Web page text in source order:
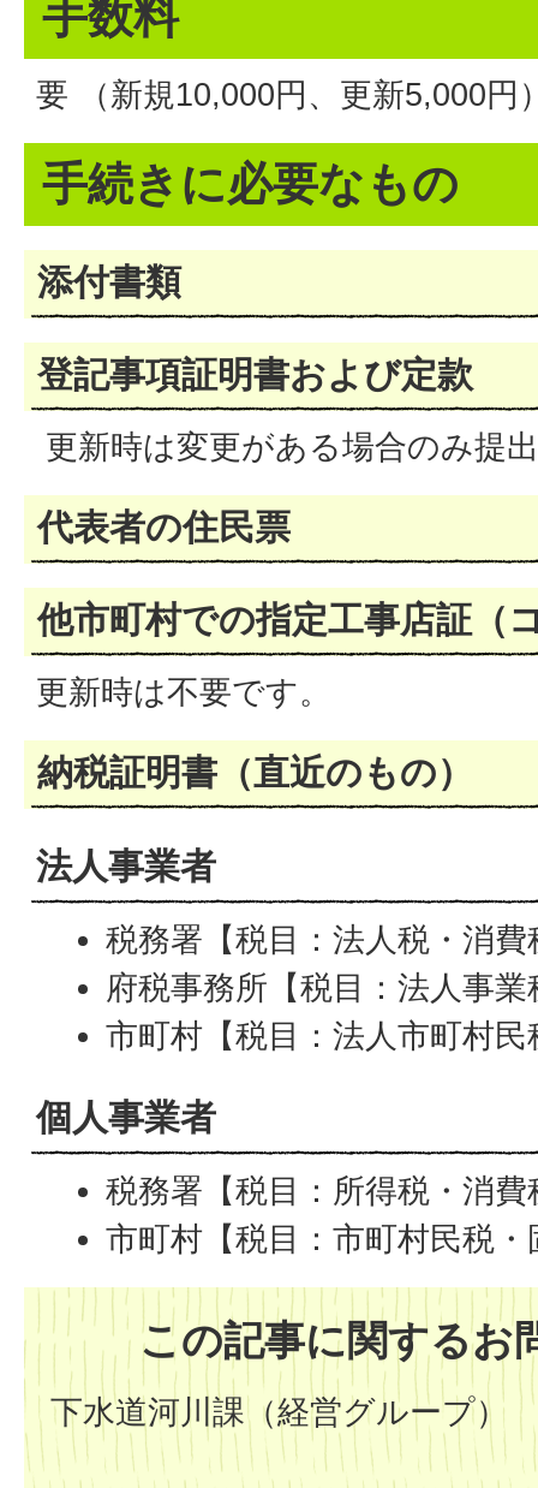
手数料
要 （新規10,000円、更新5,000円
手続きに必要なもの
添付書類
登記事項証明書および定款
更新時は変更がある場合のみ提
代表者の住民票
他市町村での指定工事店証（
更新時は不要です。
納税証明書（直近のもの）
法人事業者
税務署【税目：法人税・消
府税事務所【税目：法人事
市町村【税目：法人市町村
個人事業者
税務署【税目：所得税・消
市町村【税目：市町村民税
この記事に関するお
下水道河川課（経営グループ）